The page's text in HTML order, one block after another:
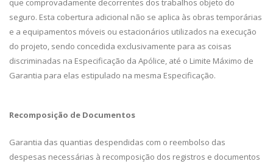
que comprovadamente decorrentes dos trabalhos objeto do
seguro. Esta cobertura adicional não se aplica às obras temporárias
e a equipamentos móveis ou estacionários utilizados na execução
do projeto, sendo concedida exclusivamente para as coisas
discriminadas na Especificação da Apólice, até o Limite Máximo de
Garantia para elas estipulado na mesma Especificação.
Recomposição de Documentos
Garantia das quantias despendidas com o reembolso das
despesas necessárias à recomposição dos registros e documentos